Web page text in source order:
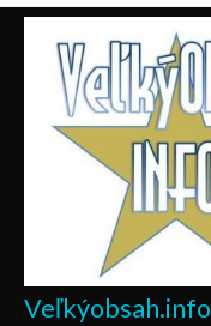
Skip
content
Veľkýobsah.info